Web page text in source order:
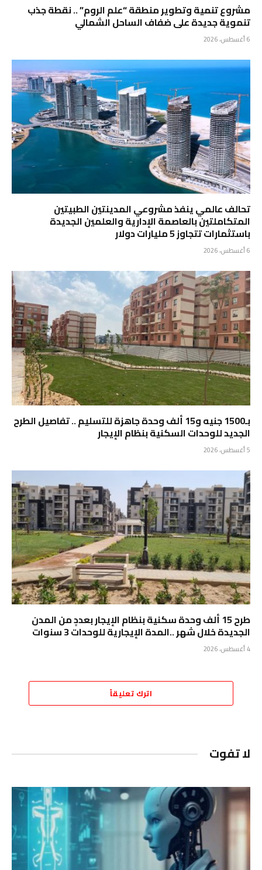
مشروع تنمية وتطوير منطقة “علم الروم” .. نقطة جذب
تنموية جديدة على ضفاف الساحل الشمالي
6 أغسطس، 2026
تحالف عالمي ينفذ مشروعي المدينتين الطبيتين
المتكاملتين بالعاصمة الإدارية والعلمين الجديدة
باستثمارات تتجاوز 5 مليارات دولار
6 أغسطس، 2026
بـ1500 جنيه و15 ألف وحدة جاهزة للتسليم .. تفاصيل الطرح
الجديد للوحدات السكنية بنظام الإيجار
5 أغسطس، 2026
طرح 15 ألف وحدة سكنية بنظام الإيجار بعددٍ من المدن
الجديدة خلال شهر ..المدة الإيجارية للوحدات 3 سنوات
4 أغسطس، 2026
اترك تعليقاً
لا تفوت